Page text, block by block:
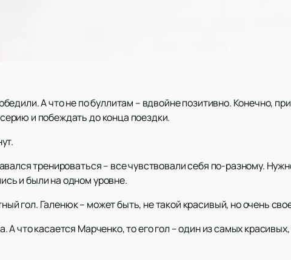
А что не по буллитам – вдвойне позитивно. Конечно,
и побеждать до конца поездки.
тренироваться – все чувствовали себя по-разному.
и были на одном уровне.
гол. Галенюк – может быть, не такой красивый, но очень
что касается Марченко, то его гол – один из самых